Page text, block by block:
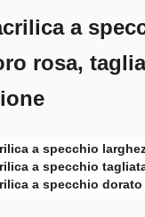
a
rosa,
a specchio
a specchio
a specchio dorato